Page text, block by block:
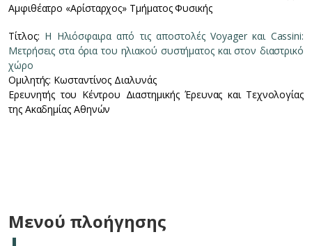
Αμφιθέατρο «Αρίσταρχος» Τμήματος Φυσικής
Τίτλος: Η Ηλιόσφαιρα από τις αποστολές Voyager και Cassini:
Μετρήσεις στα όρια του ηλιακού συστήματος και στον διαστρικό
χώρο
Ομιλητής: Κωσταντίνος Διαλυνάς
Ερευνητής του Κέντρου Διαστημικής Έρευνας και Τεχνολογίας
της Ακαδημίας Αθηνών
Μενού πλοήγησης